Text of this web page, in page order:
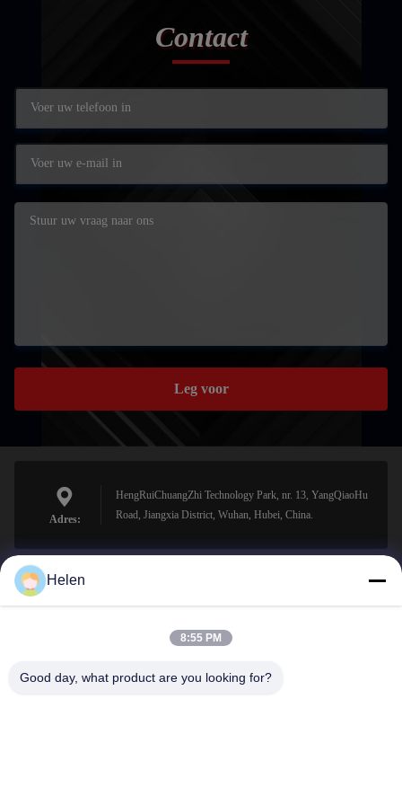
Contact
Leg voor
Adres:
HengRuiChuangZhi Technology Park, nr. 13, YangQiaoHu
Road, Jiangxia District, Wuhan, Hubei, China.
sales@perfectlaser.net
Helen
8:55 PM
Good day, what product are you looking for?